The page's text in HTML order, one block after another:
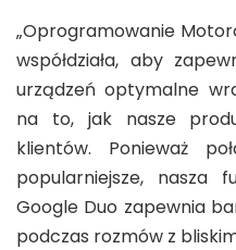
„Oprogramowanie
współdziała, aby
urządzeń optymalne
na to, jak nasze
klientów. Ponieważ
popularniejsze, nasza
Google Duo zapewnia
podczas rozmów z